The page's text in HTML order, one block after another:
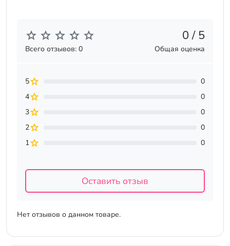
Нет отзывов о данном товаре.
0 / 5
Всего отзывов: 0 Общая оценка
5
0
4
0
3
0
2
0
1
0
Оставить отзыв